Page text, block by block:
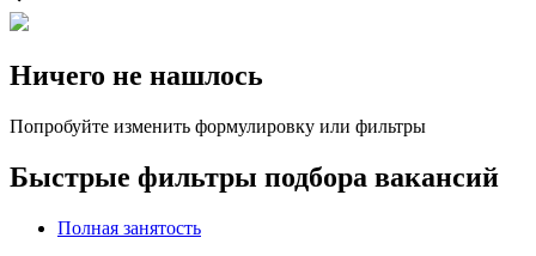
Ничего не нашлось
Попробуйте изменить формулировку или фильтры
Быстрые фильтры подбора вакансий
Полная занятость